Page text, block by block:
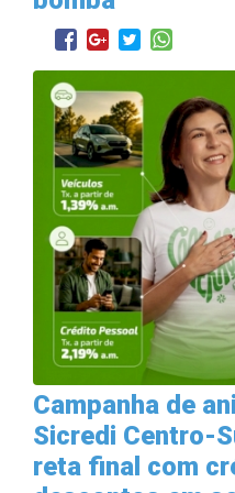
Campanha de
Sicredi Centro-
reta final com